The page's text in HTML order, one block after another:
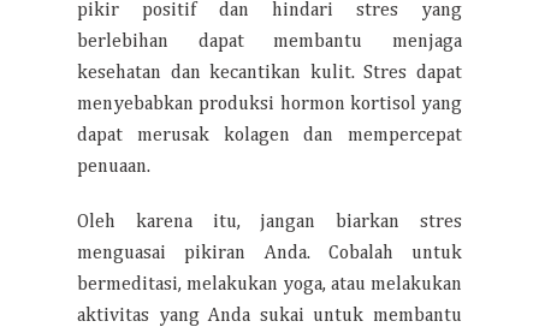
pikir positif dan hindari stres yang
berlebihan dapat membantu menjaga
kesehatan dan kecantikan kulit. Stres dapat
menyebabkan produksi hormon kortisol yang
dapat merusak kolagen dan mempercepat
penuaan.
Oleh karena itu, jangan biarkan stres
menguasai pikiran Anda. Cobalah untuk
bermeditasi, melakukan yoga, atau melakukan
aktivitas yang Anda sukai untuk membantu